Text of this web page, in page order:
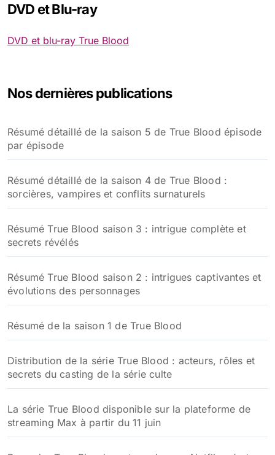
DVD et Blu-ray
DVD et blu-ray True Blood
Nos dernières publications
Résumé détaillé de la saison 5 de True Blood épisode
par épisode
Résumé détaillé de la saison 4 de True Blood :
sorcières, vampires et conflits surnaturels
Résumé True Blood saison 3 : intrigue complète et
secrets révélés
Résumé True Blood saison 2 : intrigues captivantes et
évolutions des personnages
Résumé de la saison 1 de True Blood
Distribution de la série True Blood : acteurs, rôles et
secrets du casting de la série culte
La série True Blood disponible sur la plateforme de
streaming Max à partir du 11 juin